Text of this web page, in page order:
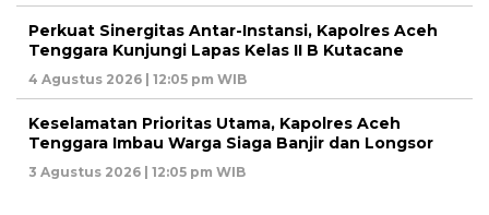
Perkuat Sinergitas Antar-Instansi, Kapolres Aceh
Tenggara Kunjungi Lapas Kelas II B Kutacane
4 Agustus 2026 | 12:05 pm WIB
Keselamatan Prioritas Utama, Kapolres Aceh
Tenggara Imbau Warga Siaga Banjir dan Longsor
3 Agustus 2026 | 12:05 pm WIB